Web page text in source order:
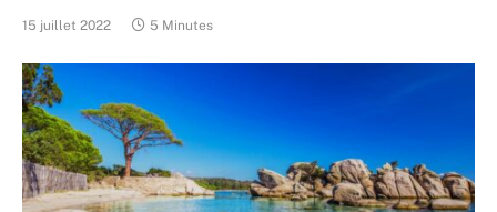
15 juillet 2022 5 Minutes